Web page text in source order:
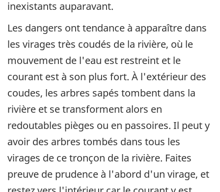
inexistants auparavant.
Les dangers ont tendance à apparaître dans
les virages très coudés de la rivière, où le
mouvement de l'eau est restreint et le
courant est à son plus fort. À l'extérieur des
coudes, les arbres sapés tombent dans la
rivière et se transforment alors en
redoutables pièges ou en passoires. Il peut y
avoir des arbres tombés dans tous les
virages de ce tronçon de la rivière. Faites
preuve de prudence à l'abord d'un virage, et